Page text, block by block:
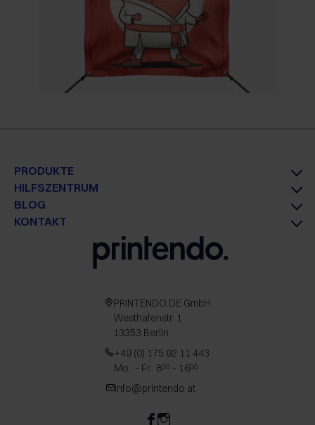
PRODUKTE
HILFSZENTRUM
BLOG
KONTAKT
PRINTENDO.DE GmbH
Westhafenstr. 1
13353 Berlin
+49 (0) 175 92 11 443
Mo.. - Fr.. 800 - 1600
info@printendo.at